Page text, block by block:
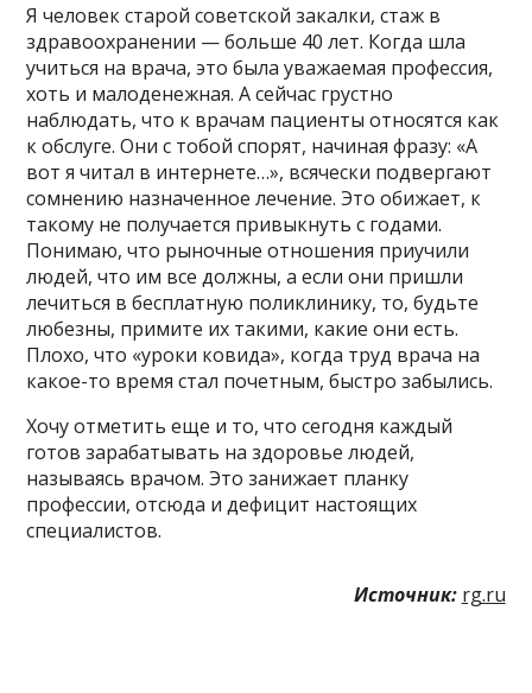
Я человек старой советской закалки, стаж в
здравоохранении — больше 40 лет. Когда шла
учиться на врача, это была уважаемая профессия,
хоть и малоденежная. А сейчас грустно
наблюдать, что к врачам пациенты относятся как
к обслуге. Они с тобой спорят, начиная фразу: «А
вот я читал в интернете…», всячески подвергают
сомнению назначенное лечение. Это обижает, к
такому не получается привыкнуть с годами.
Понимаю, что рыночные отношения приучили
людей, что им все должны, а если они пришли
лечиться в бесплатную поликлинику, то, будьте
любезны, примите их такими, какие они есть.
Плохо, что «уроки ковида», когда труд врача на
какое-то время стал почетным, быстро забылись.
Хочу отметить еще и то, что сегодня каждый
готов зарабатывать на здоровье людей,
называясь врачом. Это занижает планку
профессии, отсюда и дефицит настоящих
специалистов.
Источник: rg.ru